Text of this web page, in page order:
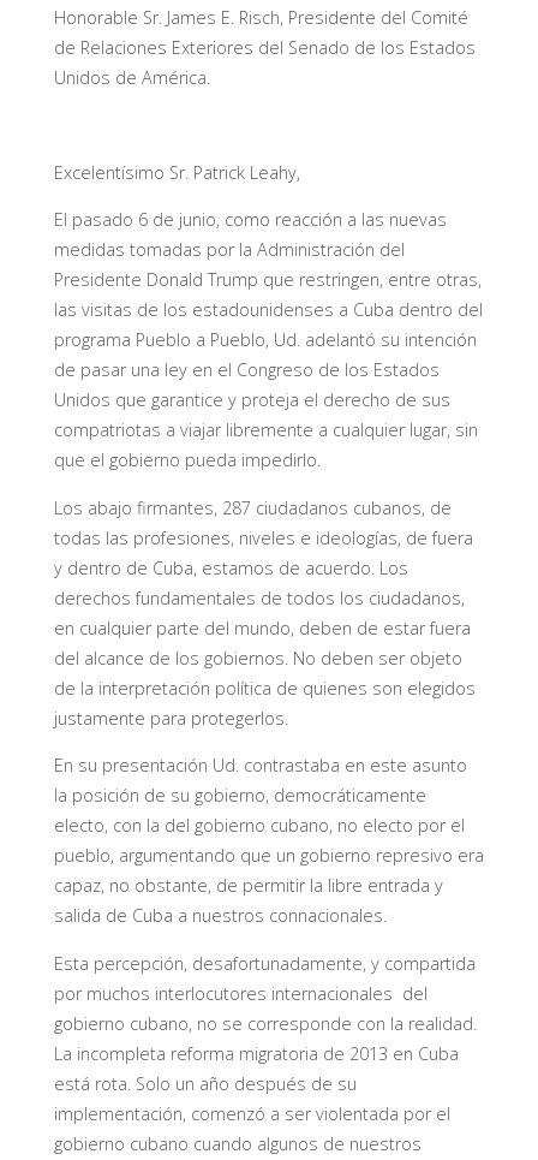
Honorable Sr. James E. Risch, Presidente del Comité
de Relaciones Exteriores del Senado de los Estados
Unidos de América.
Excelentísimo Sr. Patrick Leahy,
El pasado 6 de junio, como reacción a las nuevas
medidas tomadas por la Administración del
Presidente Donald Trump que restringen, entre otras,
las visitas de los estadounidenses a Cuba dentro del
programa Pueblo a Pueblo, Ud. adelantó su intención
de pasar una ley en el Congreso de los Estados
Unidos que garantice y proteja el derecho de sus
compatriotas a viajar libremente a cualquier lugar, sin
que el gobierno pueda impedirlo.
Los abajo firmantes, 287 ciudadanos cubanos, de
todas las profesiones, niveles e ideologías, de fuera
y dentro de Cuba, estamos de acuerdo. Los
derechos fundamentales de todos los ciudadanos,
en cualquier parte del mundo, deben de estar fuera
del alcance de los gobiernos. No deben ser objeto
de la interpretación política de quienes son elegidos
justamente para protegerlos.
En su presentación Ud. contrastaba en este asunto
la posición de su gobierno, democráticamente
electo, con la del gobierno cubano, no electo por el
pueblo, argumentando que un gobierno represivo era
capaz, no obstante, de permitir la libre entrada y
salida de Cuba a nuestros connacionales.
Esta percepción, desafortunadamente, y compartida
por muchos interlocutores internacionales del
gobierno cubano, no se corresponde con la realidad.
La incompleta reforma migratoria de 2013 en Cuba
está rota. Solo un año después de su
implementación, comenzó a ser violentada por el
gobierno cubano cuando algunos de nuestros